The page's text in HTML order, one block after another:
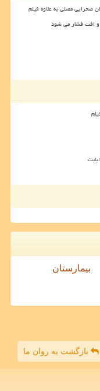
افت فشار می شود
بیمارستان
بازگشت به روان ما